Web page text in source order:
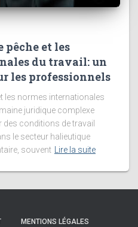
pêche et les
du travail: un
les professionnels
les normes internationales
juridique complexe
conditions de travail
le secteur halieutique
souvent
Lire la suite
MENTIONS LÉGALES